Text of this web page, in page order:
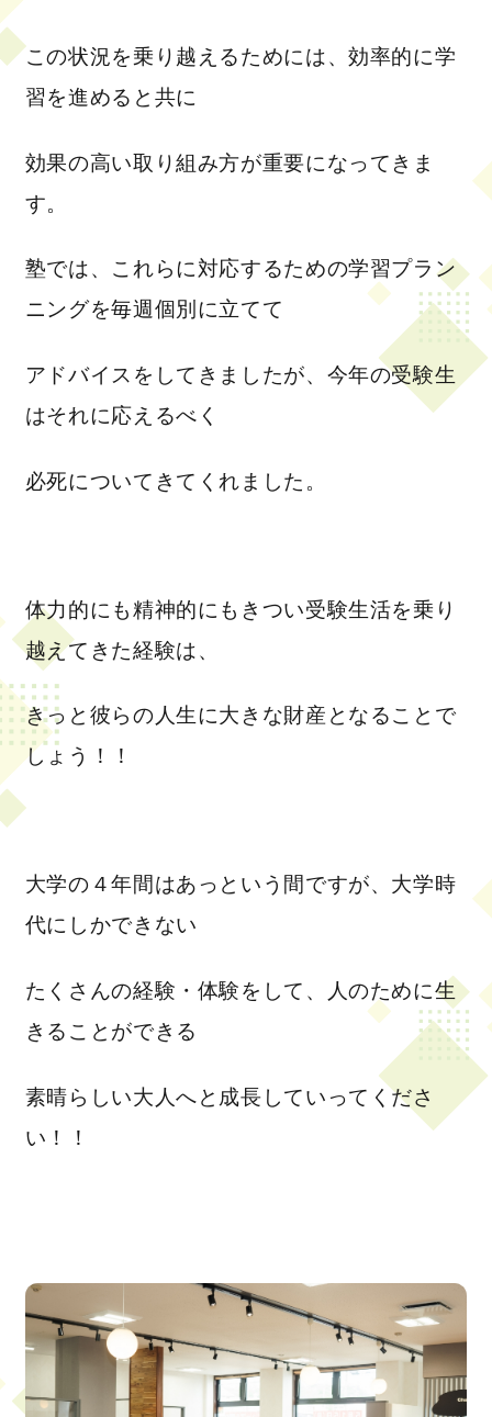
この状況を乗り越えるためには、効率的に学
習を進めると共に
効果の高い取り組み方が重要になってきま
す。
塾では、これらに対応するための学習プラン
ニングを毎週個別に立てて
アドバイスをしてきましたが、今年の受験生
はそれに応えるべく
必死についてきてくれました。
体力的にも精神的にもきつい受験生活を乗り
越えてきた経験は、
きっと彼らの人生に大きな財産となることで
しょう！！
大学の４年間はあっという間ですが、大学時
代にしかできない
たくさんの経験・体験をして、人のために生
きることができる
素晴らしい大人へと成長していってくださ
い！！